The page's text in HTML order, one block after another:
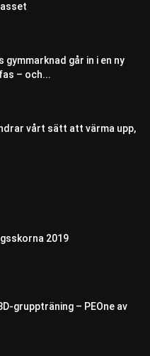
gymmarknad går in i en ny
– och...
vårt sätt att värma upp,
2019
gruppträning – PEOne av